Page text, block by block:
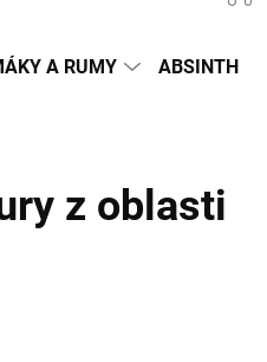
A RUMY ABSINTH
z oblasti